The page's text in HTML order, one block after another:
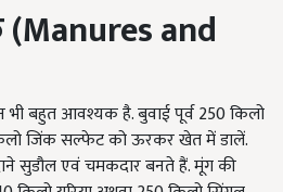
(Manures and
बहुत आवश्यक है. बुवाई पूर्व 250 किलो
जिंक सल्फेट को ऊरकर खेत में डालें.
सुडौल एवं चमकदार बनते हैं. मूंग की